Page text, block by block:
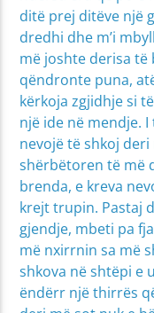
ditë prej ditëve një
dredhi dhe m’i
më joshte derisa të
qëndronte puna,
kërkoja zgjidhje si
një ide në mendje. I
nevojë të shkoj
shërbëtoren të më
brenda, e kreva
krejt trupin. Pastaj
gjendje, mbeti pa
më nxirrnin sa më
shkova në shtëpi e
ëndërr një thirrës